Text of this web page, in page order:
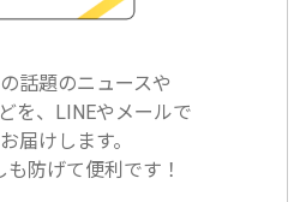
話題のニュースや
を、LINEやメールで
届けします。
防げて便利です！